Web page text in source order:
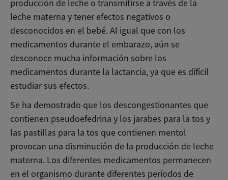
producción de leche o transmitirse a través de la
leche materna y tener efectos negativos o
desconocidos en el bebé. Al igual que con los
medicamentos durante el embarazo, aún se
desconoce mucha información sobre los
medicamentos durante la lactancia, ya que es difícil
estudiar sus efectos.
Se ha demostrado que los descongestionantes que
contienen pseudoefedrina y los jarabes para la tos y
las pastillas para la tos que contienen mentol
provocan una disminución de la producción de leche
materna. Los diferentes medicamentos permanecen
en el organismo durante diferentes períodos de